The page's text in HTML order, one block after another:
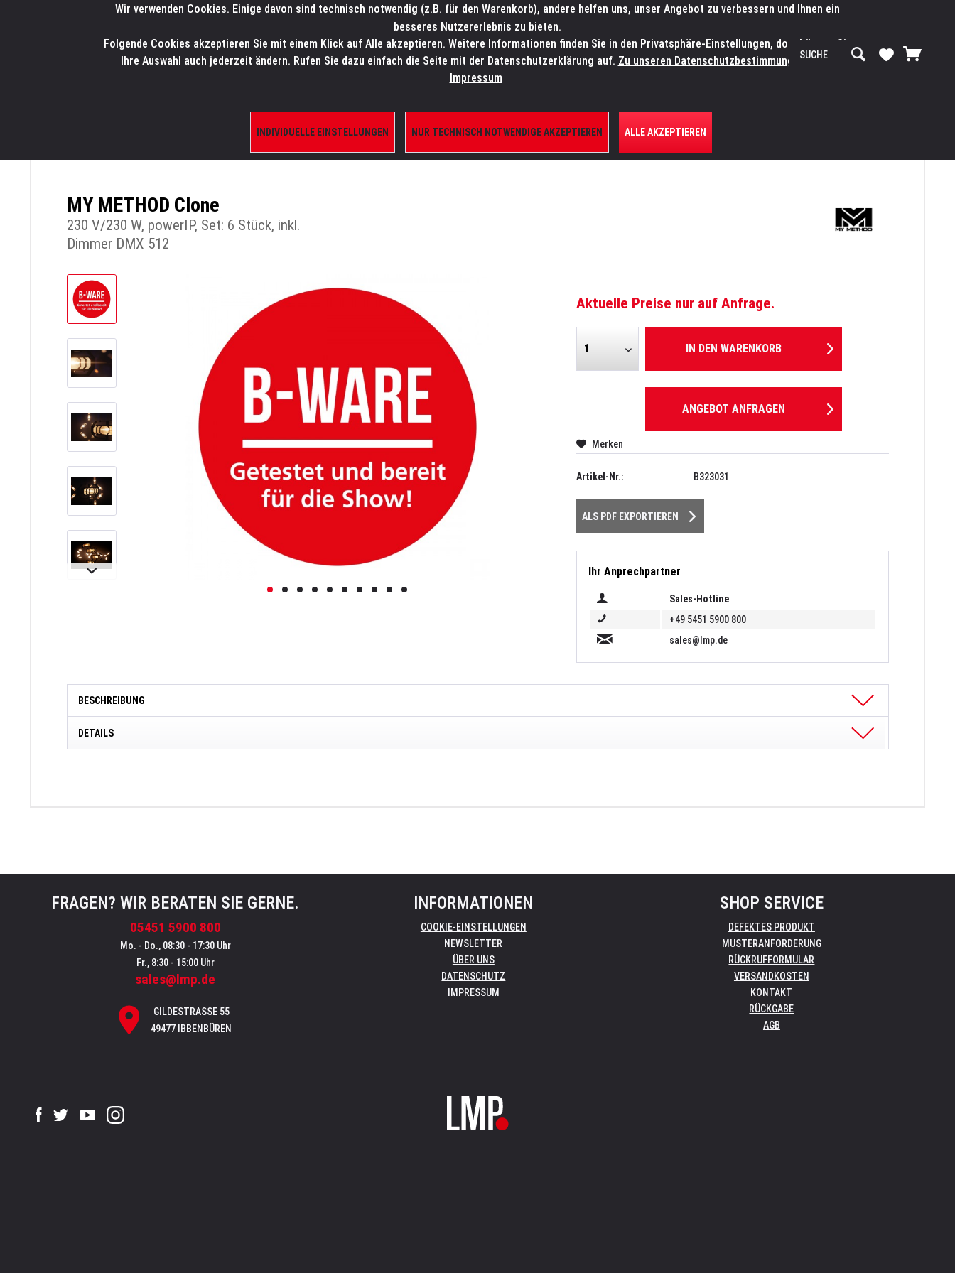
SALES-HOTLINE: +49 5451 5900-800 24/7: sales@lmp.de SERVICE-WERKSTATT Service/Hilfe
HOME PRODUKTE/SHOP MARKEN AKTUELLES SERVICE ÜBER UNS
BLINDER, STROBES UND EFFEKTE
MY METHOD Clone
230 V/230 W, powerIP, Set: 6 Stück, inkl.
Dimmer DMX 512
Aktuelle Preise nur auf Anfrage.
IN DEN WARENKORB
ANGEBOT ANFRAGEN
Merken
Artikel-Nr.: B323031
ALS PDF EXPORTIEREN
Ihr Anprechpartner
Sales-Hotline
+49 5451 5900 800
sales@lmp.de
BESCHREIBUNG
DETAILS
FRAGEN? WIR BERATEN SIE GERNE.
05451 5900 800
Mo. - Do., 08:30 - 17:30 Uhr
Fr., 8:30 - 15:00 Uhr
sales@lmp.de
GILDESTRASSE 55
49477 IBBENBÜREN
INFORMATIONEN
COOKIE-EINSTELLUNGEN
NEWSLETTER
ÜBER UNS
DATENSCHUTZ
IMPRESSUM
SHOP SERVICE
DEFEKTES PRODUKT
MUSTERANFORDERUNG
RÜCKRUFFORMULAR
VERSANDKOSTEN
KONTAKT
RÜCKGABE
AGB
Wir verwenden Cookies. Einige davon sind technisch notwendig (z.B. für den Warenkorb), andere helfen uns, unser Angebot zu verbessern und Ihnen ein
besseres Nutzererlebnis zu bieten.
Folgende Cookies akzeptieren Sie mit einem Klick auf Alle akzeptieren. Weitere Informationen finden Sie in den Privatsphäre-Einstellungen, dort können Sie
Ihre Auswahl auch jederzeit ändern. Rufen Sie dazu einfach die Seite mit der Datenschutzerklärung auf. Zu unseren Datenschutzbestimmungen. Zum
Impressum
INDIVIDUELLE EINSTELLUNGEN NUR TECHNISCH NOTWENDIGE AKZEPTIEREN ALLE AKZEPTIEREN